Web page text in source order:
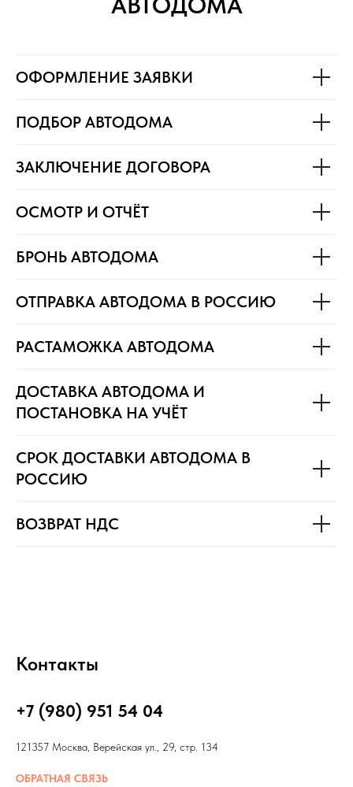
ОФОРМЛЕНИЕ ЗАЯВКИ
ПОДБОР АВТОДОМА
ЗАКЛЮЧЕНИЕ ДОГОВОРА
ОСМОТР И ОТЧЁТ
БРОНЬ АВТОДОМА
ОТПРАВКА АВТОДОМА В РОССИЮ
РАСТАМОЖКА АВТОДОМА
ДОСТАВКА АВТОДОМА И
ПОСТАНОВКА НА УЧЁТ
СРОК ДОСТАВКИ АВТОДОМА В
РОССИЮ
ВОЗВРАТ НДС
Контакты
+7 (980) 951 54 04
121357 Москва, Верейская ул., 29, стр. 134
ОБРАТНАЯ СВЯЗЬ